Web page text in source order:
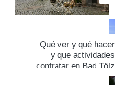
Qué ver y qué hacer
y que actividades
contratar en Bad Tölz